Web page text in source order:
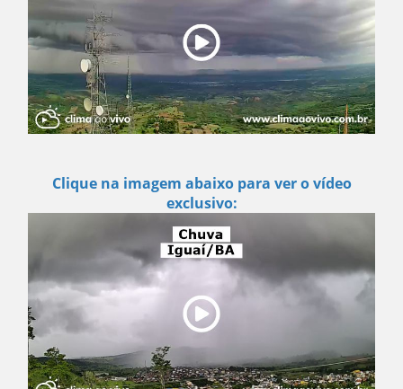
Clique na imagem abaixo para ver o vídeo
exclusivo: